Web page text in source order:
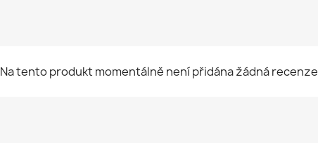
Na tento produkt momentálně není přidána žádná